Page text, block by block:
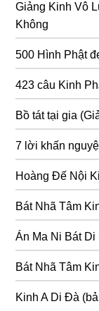
Giảng Kinh Vô
Không
500 Hình Phật
423 câu Kinh
Bồ tát tại gia
7 lời khấn
Hoàng Đế Nội
Bát Nhã Tâm
Án Ma Ni Bát
Bát Nhã Tâm
Kinh A Di Đà